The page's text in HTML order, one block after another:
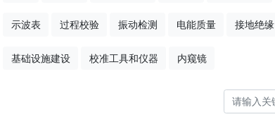
示波表 过程校验 振动检测 电能质量 接地绝缘
基础设施建设 校准工具和仪器 内窥镜